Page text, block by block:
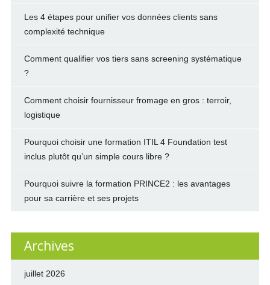
Les 4 étapes pour unifier vos données clients sans
complexité technique
Comment qualifier vos tiers sans screening systématique
?
Comment choisir fournisseur fromage en gros : terroir,
logistique
Pourquoi choisir une formation ITIL 4 Foundation test
inclus plutôt qu’un simple cours libre ?
Pourquoi suivre la formation PRINCE2 : les avantages
pour sa carrière et ses projets
Archives
juillet 2026